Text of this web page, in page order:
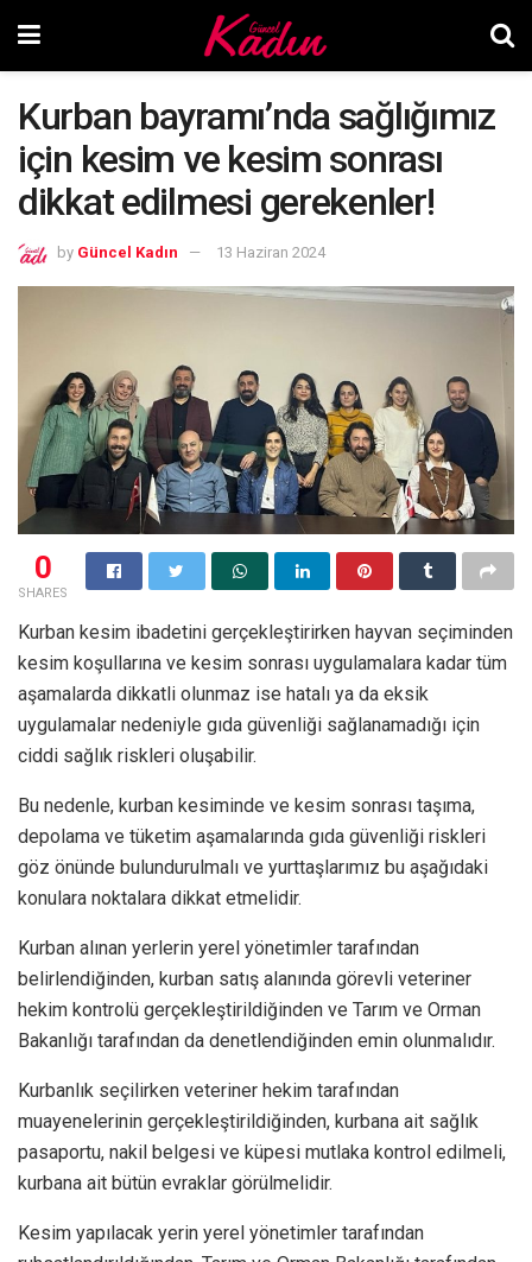
Kurban bayramı’nda sağlığımız
için kesim ve kesim sonrası
dikkat edilmesi gerekenler!
by Güncel Kadın 13 Haziran 2024
0
SHARES
Kurban kesim ibadetini gerçekleştirirken hayvan seçiminden
kesim koşullarına ve kesim sonrası uygulamalara kadar tüm
aşamalarda dikkatli olunmaz ise hatalı ya da eksik
uygulamalar nedeniyle gıda güvenliği sağlanamadığı için
ciddi sağlık riskleri oluşabilir.
Bu nedenle, kurban kesiminde ve kesim sonrası taşıma,
depolama ve tüketim aşamalarında gıda güvenliği riskleri
göz önünde bulundurulmalı ve yurttaşlarımız bu aşağıdaki
konulara noktalara dikkat etmelidir.
Kurban alınan yerlerin yerel yönetimler tarafından
belirlendiğinden, kurban satış alanında görevli veteriner
hekim kontrolü gerçekleştirildiğinden ve Tarım ve Orman
Bakanlığı tarafından da denetlendiğinden emin olunmalıdır.
Kurbanlık seçilirken veteriner hekim tarafından
muayenelerinin gerçekleştirildiğinden, kurbana ait sağlık
pasaportu, nakil belgesi ve küpesi mutlaka kontrol edilmeli,
kurbana ait bütün evraklar görülmelidir.
Kesim yapılacak yerin yerel yönetimler tarafından